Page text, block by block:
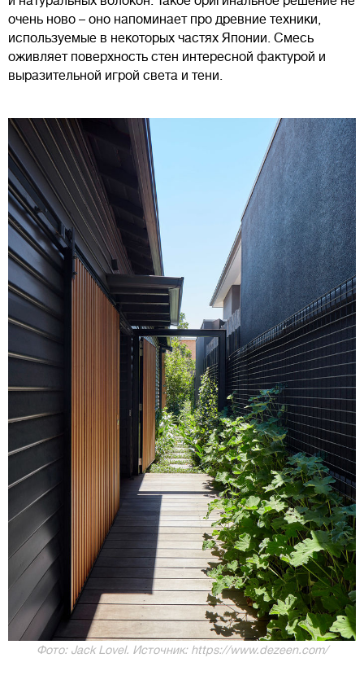
очень ново – оно напоминает про древние техники,
используемые в некоторых частях Японии. Смесь
оживляет поверхность стен интересной фактурой и
выразительной игрой света и тени.
Фото: Jack Lovel. Источник: https://www.dezeen.com/